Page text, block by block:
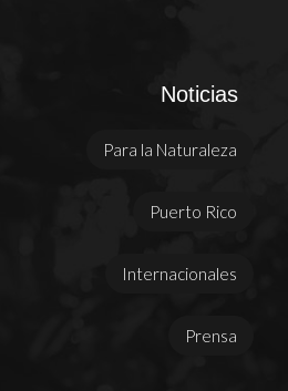
Noticias
Para la Naturaleza
Puerto Rico
Internacionales
Prensa